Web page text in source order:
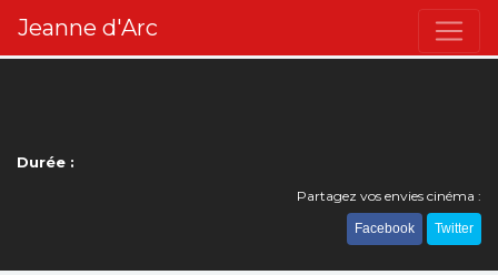
Jeanne d'Arc
Durée :
Partagez vos envies cinéma :
Facebook Twitter